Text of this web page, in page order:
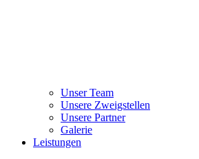
Unser Team
Unsere Zweigstellen
Unsere Partner
Galerie
Leistungen